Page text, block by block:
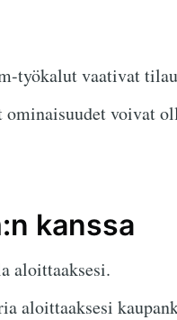
työkalut vaativat
voivat
kanssa
aloittaaksesi.
aloittaaksesi